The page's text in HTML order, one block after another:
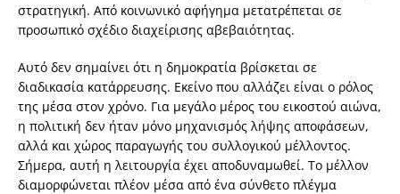
στρατηγική. Από κοινωνικό αφήγημα μετατρέπεται σε
προσωπικό σχέδιο διαχείρισης αβεβαιότητας.
Αυτό δεν σημαίνει ότι η δημοκρατία βρίσκεται σε
διαδικασία κατάρρευσης. Εκείνο που αλλάζει είναι ο ρόλος
της μέσα στον χρόνο. Για μεγάλο μέρος του εικοστού αιώνα,
η πολιτική δεν ήταν μόνο μηχανισμός λήψης αποφάσεων,
αλλά και χώρος παραγωγής του συλλογικού μέλλοντος.
Σήμερα, αυτή η λειτουργία έχει αποδυναμωθεί. Το μέλλον
διαμορφώνεται πλέον μέσα από ένα σύνθετο πλέγμα